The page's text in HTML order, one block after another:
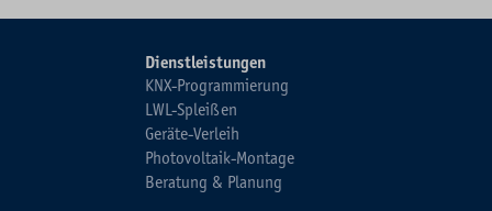
Dienstleistungen
KNX-Programmierung
LWL-Spleißen
Geräte-Verleih
Photovoltaik-Montage
Beratung & Planung